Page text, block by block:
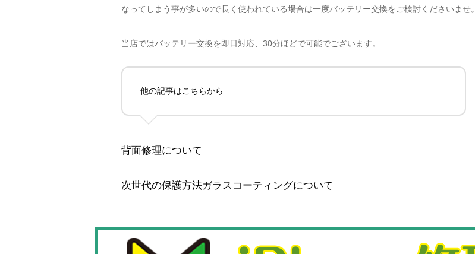
なってしまう事が多いので長く使われている場合は一度バッテリー交換をご検討くださいませ。
当店ではバッテリー交換を即日対応、30分ほどで可能でございます。
他の記事はこちらから
背面修理について
次世代の保護方法ガラスコーティングについて